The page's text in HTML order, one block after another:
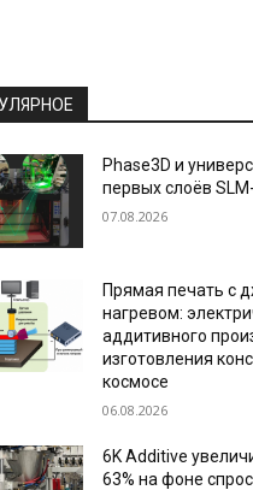
Phase3D и
первых слоёв
07.08.2026
Прямая печать с
нагревом:
аддитивного
изготовления
космосе
06.08.2026
6K Additive
63% на фоне